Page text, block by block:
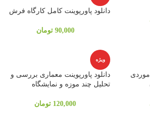
دانلود پاورپوینت کامل کارگاه فرش
90,000 تومان
موردی
ویژه
دانلود پاورپوینت معماری بررسی و
تحلیل چند موزه و نمایشگاه
120,000 تومان